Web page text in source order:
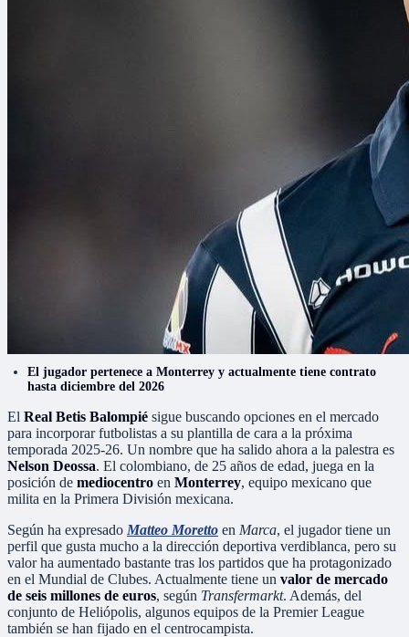
El jugador pertenece a Monterrey y actualmente tiene contrato
hasta diciembre del 2026
El Real Betis Balompié sigue buscando opciones en el mercado
para incorporar futbolistas a su plantilla de cara a la próxima
temporada 2025-26. Un nombre que ha salido ahora a la palestra es
Nelson Deossa. El colombiano, de 25 años de edad, juega en la
posición de mediocentro en Monterrey, equipo mexicano que
milita en la Primera División mexicana.
Según ha expresado Matteo Moretto en Marca, el jugador tiene un
perfil que gusta mucho a la dirección deportiva verdiblanca, pero su
valor ha aumentado bastante tras los partidos que ha protagonizado
en el Mundial de Clubes. Actualmente tiene un valor de mercado
de seis millones de euros, según Transfermarkt. Además, del
conjunto de Heliópolis, algunos equipos de la Premier League
también se han fijado en el centrocampista.